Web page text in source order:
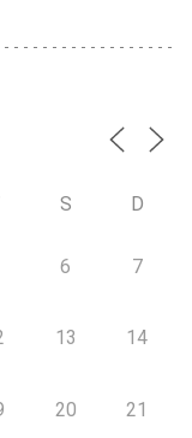
S D
6 7
13 14
20 21